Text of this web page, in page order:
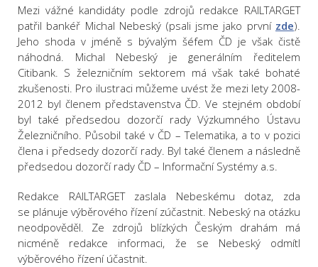
Mezi vážné kandidáty podle zdrojů redakce RAILTARGET
patřil bankéř Michal Nebeský (psali jsme jako první zde).
Jeho shoda v jméně s bývalým šéfem ČD je však čistě
náhodná. Michal Nebeský je generálním ředitelem
Citibank. S železničním sektorem má však také bohaté
zkušenosti. Pro ilustraci můžeme uvést že mezi lety 2008-
2012 byl členem představenstva ČD. Ve stejném období
byl také předsedou dozorčí rady Výzkumného Ústavu
Železničního. Působil také v ČD – Telematika, a to v pozici
člena i předsedy dozorčí rady. Byl také členem a následně
předsedou dozorčí rady ČD – Informační Systémy a.s.
Redakce RAILTARGET zaslala Nebeskému dotaz, zda
se plánuje výběrového řízení zúčastnit. Nebeský na otázku
neodpověděl. Ze zdrojů blízkých Českým drahám má
nicméně redakce informaci, že se Nebeský odmítl
výběrového řízení účastnit.